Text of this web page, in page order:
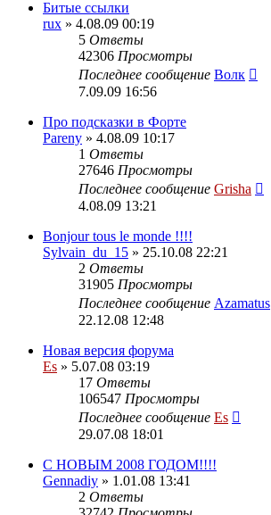
Битые ссылки
rux » 4.08.09 00:19
5 Ответы
42306 Просмотры
Последнее сообщение Волк
7.09.09 16:56
Про подсказки в Форте
Pareny » 4.08.09 10:17
1 Ответы
27646 Просмотры
Последнее сообщение Grisha
4.08.09 13:21
Bonjour tous le monde !!!!
Sylvain_du_15 » 25.10.08 22:21
2 Ответы
31905 Просмотры
Последнее сообщение Azamatus
22.12.08 12:48
Новая версия форума
Es » 5.07.08 03:19
17 Ответы
106547 Просмотры
Последнее сообщение Es
29.07.08 18:01
C НОВЫМ 2008 ГОДОМ!!!!
Gennadiy » 1.01.08 13:41
2 Ответы